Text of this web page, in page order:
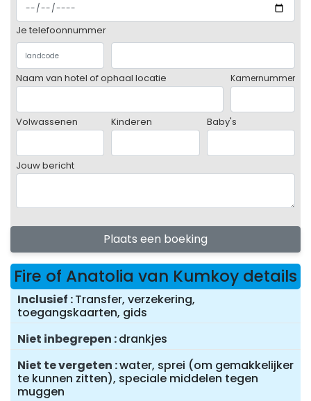
Je telefoonnummer
Naam van hotel of ophaal locatie Kamernummer
Volwassenen Kinderen Baby's
Jouw bericht
Plaats een boeking
Fire of Anatolia van Kumkoy details
Inclusief Transfer, verzekering,
toegangskaarten, gids
Niet inbegrepen drankjes
Niet te vergeten water, sprei (om gemakkelijker
te kunnen zitten), speciale middelen tegen
muggen